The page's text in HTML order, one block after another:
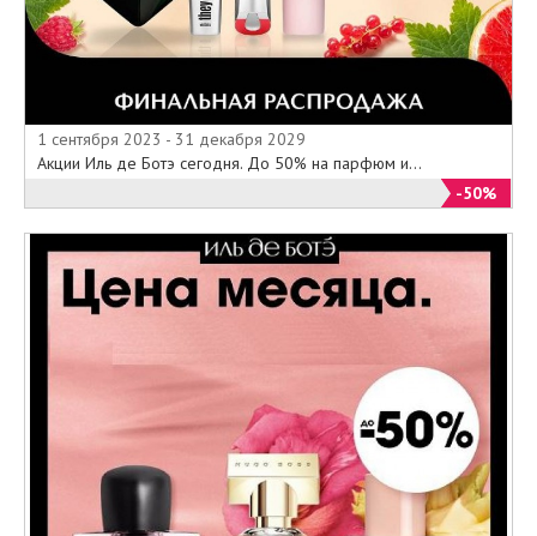
1 сентября 2023 - 31 декабря 2029
Акции Иль де Ботэ сегодня. До 50% на парфюм и...
-50%